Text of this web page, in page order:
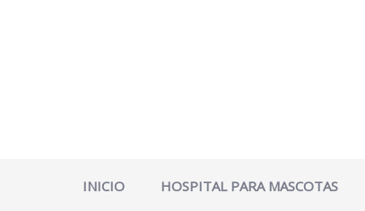
INICIO HOSPITAL PARA MASCOTAS